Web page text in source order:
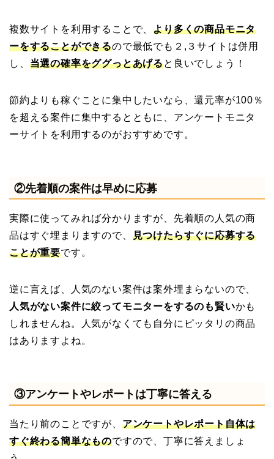
複数サイトを利用することで、より多くの商品モニタ
ーをすることができるので最低でも２,３サイトは併用
し、 当選の確率をググっとあげると良いでしょう！
節約よりも稼ぐことに集中したいなら、還元率が100％
を超える案件に集中するとともに、アンケートモニタ
ーサイトを利用するのがおすすめです。
②先着順の案件は早めに応募
実際に使ってみれば分かりますが、先着順の人気の商
品はすぐ埋まりますので、 見つけたらすぐに応募する
ことが重要です。
逆に言えば、人気のない案件は案外埋まらないので、
人気がない案件に絞ってモニターをするのも賢いかも
しれませんね。人気がなくても自分にピッタリの商品
はありますよね。
③アンケートやレポートは丁寧に答える
当たり前のことですが、 アンケートやレポート自体は
すぐ終わる簡単なものですので、丁寧に答えましょ